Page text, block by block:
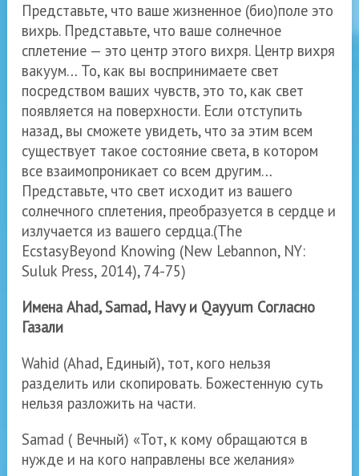
Представьте, что ваше жизненное (био)поле это
вихрь. Представьте, что ваше солнечное
сплетение — это центр этого вихря. Центр вихря
вакуум… То, как вы воспринимаете свет
посредством ваших чувств, это то, как свет
появляется на поверхности. Если отступить
назад, вы сможете увидеть, что за этим всем
существует такое состояние света, в котором
все взаимопроникает со всем другим…
Представьте, что свет исходит из вашего
солнечного сплетения, преобразуется в сердце и
излучается из вашего сердца.(The
EcstasyBeyond Knowing (New Lebannon, NY:
Suluk Press, 2014), 74-75)
Имена Ahad, Samad, Havyи Qayyum Согласно
Газали
Wahid (Ahad, Единый), тот, кого нельзя
разделить или скопировать. Божестенную суть
нельзя разложить на части.
Samad ( Вечный) «Тот, к кому обращаются в
нужде и на кого направлены все желания»